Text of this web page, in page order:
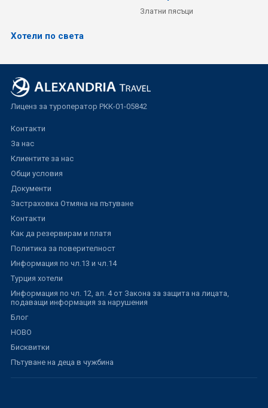
Златни пясъци
Хотели по света
Лиценз за туроператор РКК-01-05842
Контакти
За нас
Клиентите за нас
Общи условия
Документи
Застраховка Отмяна на пътуване
Контакти
Как да резервирам и платя
Политика за поверителност
Информация по чл.13 и чл.14
Турция хотели
Информация по чл. 12, ал. 4 от Закона за защита на лицата,
подаващи информация за нарушения
Блог
НОВО
Бисквитки
Пътуване на деца в чужбина